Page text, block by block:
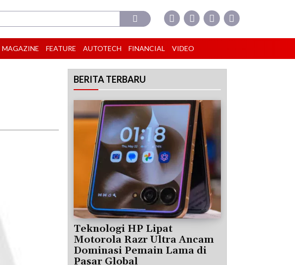
MAGAZINE FEATURE AUTOTECH FINANCIAL VIDEO
BERITA TERBARU
Teknologi HP Lipat
Motorola Razr Ultra Ancam
Dominasi Pemain Lama di
Pasar Global